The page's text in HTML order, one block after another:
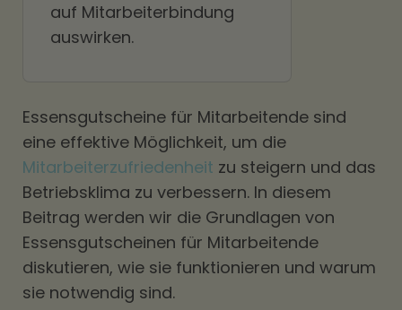
auf Mitarbeiterbindung
auswirken.
Essensgutscheine für Mitarbeitende sind
eine effektive Möglichkeit, um die
Mitarbeiterzufriedenheit zu steigern und das
Betriebsklima zu verbessern. In diesem
Beitrag werden wir die Grundlagen von
Essensgutscheinen für Mitarbeitende
diskutieren, wie sie funktionieren und warum
sie notwendig sind.